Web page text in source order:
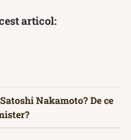
articol:
Nakamoto? De ce